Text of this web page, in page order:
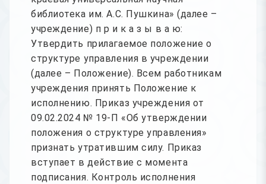
библиотека им. А.С. Пушкина» (далее –
учреждение) п р и к а з ы в а ю:
Утвердить прилагаемое положение о
структуре управления в учреждении
(далее – Положение). Всем работникам
учреждения принять Положение к
исполнению. Приказ учреждения от
09.02.2024 № 19-П «Об утверждении
положения о структуре управления»
признать утратившим силу. Приказ
вступает в действие с момента
подписания. Контроль исполнения